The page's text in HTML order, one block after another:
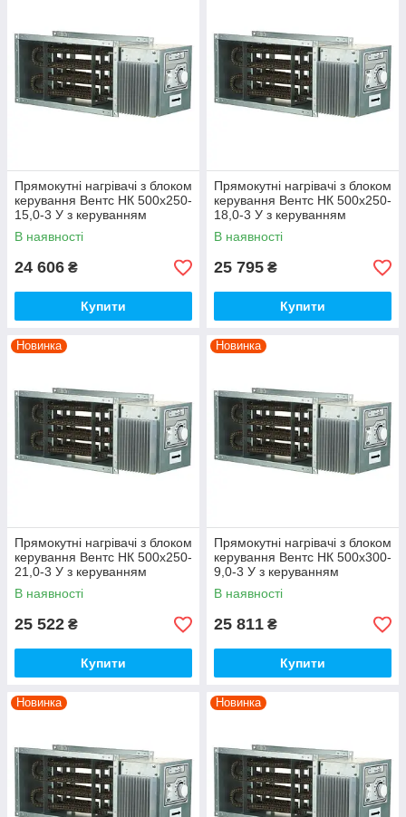
Прямокутні нагрівачі з блоком
керування Вентс НК 500х250-
15,0-3 У з керуванням
В наявності
24 606 ₴
Купити
Прямокутні нагрівачі з блоком
керування Вентс НК 500х250-
18,0-3 У з керуванням
В наявності
25 795 ₴
Купити
Новинка
Прямокутні нагрівачі з блоком
керування Вентс НК 500х250-
21,0-3 У з керуванням
В наявності
25 522 ₴
Купити
Новинка
Прямокутні нагрівачі з блоком
керування Вентс НК 500х300-
9,0-3 У з керуванням
В наявності
25 811 ₴
Купити
Новинка Новинка